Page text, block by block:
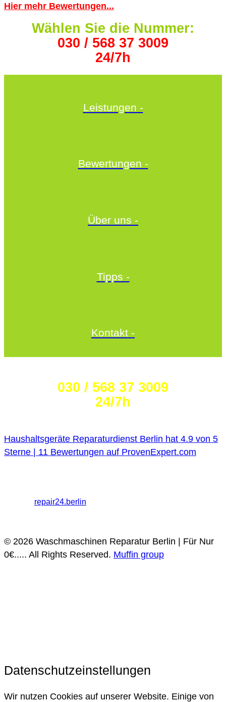
Hier mehr Bewertungen...
Wählen Sie die Nummer:
030 / 568 37 3009
24/7h
Leistungen -
Bewertungen -
Über uns -
Tipps -
Kontakt -
030 / 568 37 3009
24/7h
Haushaltsgeräte Reparaturdienst Berlin hat 4.9 von 5
Sterne | 11 Bewertungen auf ProvenExpert.com
repair24.berlin
© 2026 Waschmaschinen Reparatur Berlin | Für Nur
0€..... All Rights Reserved. Muffin group
Datenschutzeinstellungen
Wir nutzen Cookies auf unserer Website. Einige von